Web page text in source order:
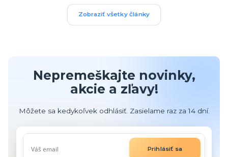
Zobraziť všetky články
Nepremeškajte novinky,
akcie a zľavy!
Môžete sa kedykoľvek odhlásiť. Zasielame raz za 14 dní.
Prihlásiť sa